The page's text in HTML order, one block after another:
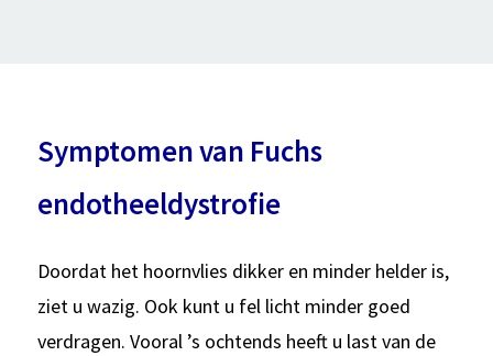
Symptomen van Fuchs
endotheeldystrofie
Doordat het hoornvlies dikker en minder helder is,
ziet u wazig. Ook kunt u fel licht minder goed
verdragen. Vooral ’s ochtends heeft u last van de